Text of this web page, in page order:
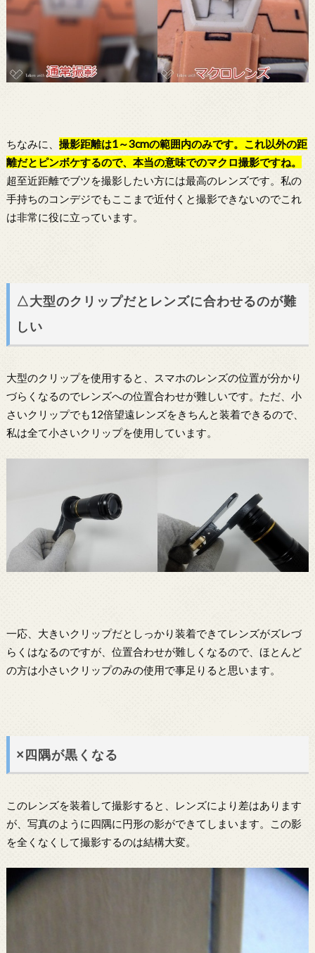
ちなみに、 撮影距離は1～3cmの範囲内のみです。これ以外の距
離だとピンボケするので、本当の意味でのマクロ撮影ですね。
超至近距離でブツを撮影したい方には最高のレンズです。私の
手持ちのコンデジでもここまで近付くと撮影できないのでこれ
は非常に役に立っています。
△大型のクリップだとレンズに合わせるのが難
しい
大型のクリップを使用すると、スマホのレンズの位置が分かり
づらくなるのでレンズへの位置合わせが難しいです。ただ、小
さいクリップでも12倍望遠レンズをきちんと装着できるので、
私は全て小さいクリップを使用しています。
一応、大きいクリップだとしっかり装着できてレンズがズレづ
らくはなるのですが、位置合わせが難しくなるので、ほとんど
の方は小さいクリップのみの使用で事足りると思います。
×四隅が黒くなる
このレンズを装着して撮影すると、レンズにより差はあります
が、写真のように四隅に円形の影ができてしまいます。この影
を全くなくして撮影するのは結構大変。